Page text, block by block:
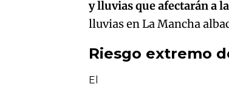
y lluvias que afectarán a
lluvias en La Mancha
Riesgo extremo
El